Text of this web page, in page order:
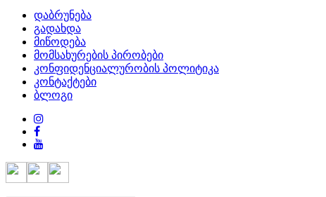
დაბრუნება
გადახდა
მიწოდება
მომსახურების პირობები
კონფიდენციალურობის პოლიტიკა
კონტაქტები
ბლოგი